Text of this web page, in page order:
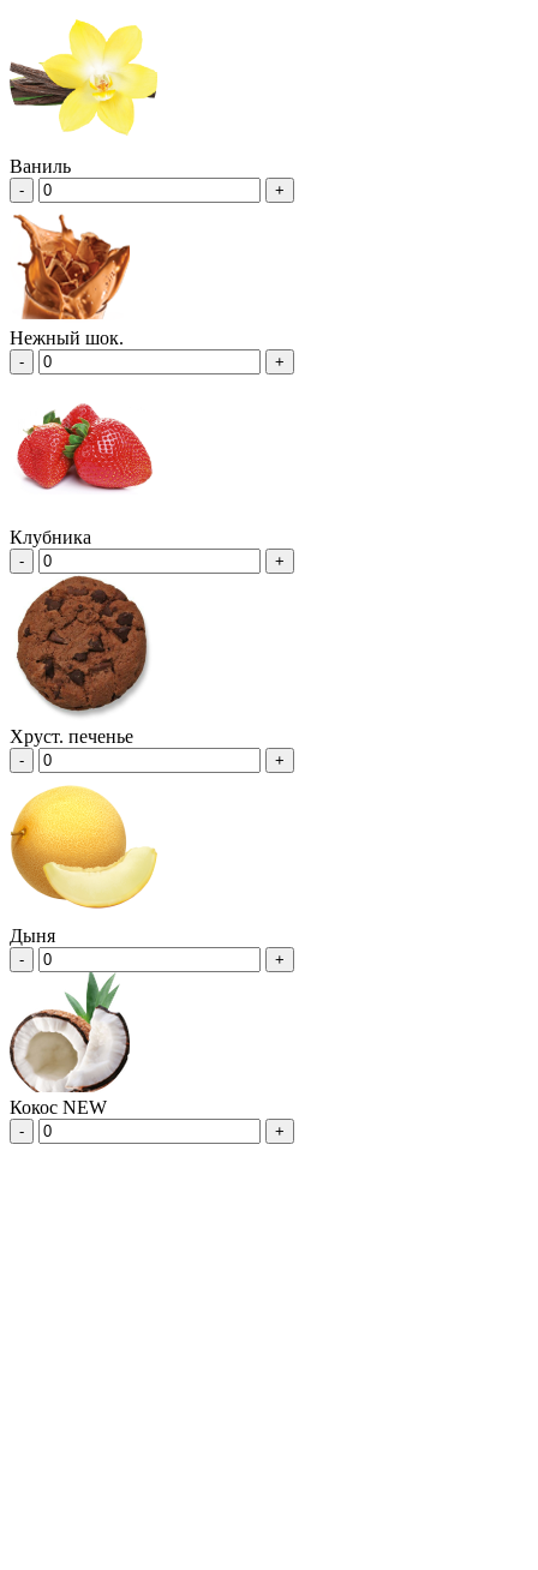
Ваниль
- +
Нежный шок.
- +
Клубника
- +
Хруст. печенье
- +
Дыня
- +
Кокос NEW
- +